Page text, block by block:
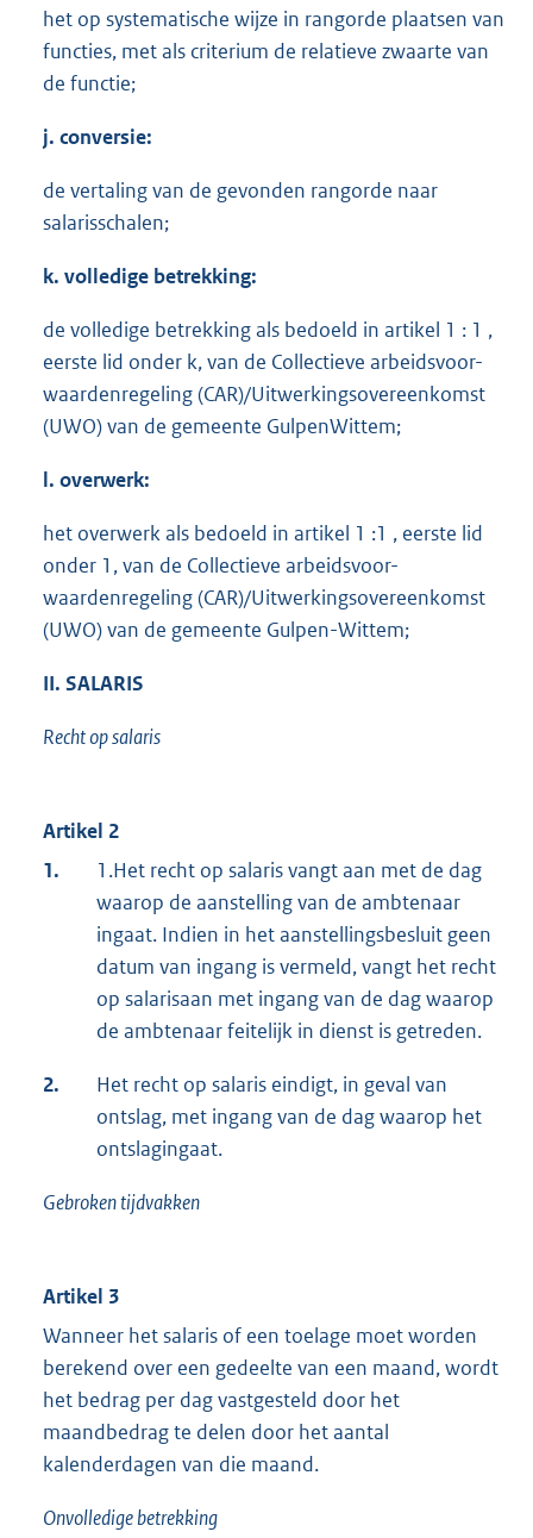
het op systematische wijze in rangorde plaatsen van
functies, met als criterium de relatieve zwaarte van
de functie;
j. conversie:
de vertaling van de gevonden rangorde naar
salarisschalen;
k. volledige betrekking:
de volledige betrekking als bedoeld in artikel 1 : 1 ,
eerste lid onder k, van de Collectieve arbeidsvoor-
waardenregeling (CAR)/Uitwerkingsovereenkomst
(UWO) van de gemeente GulpenWittem;
l. overwerk:
het overwerk als bedoeld in artikel 1 :1 , eerste lid
onder 1, van de Collectieve arbeidsvoor-
waardenregeling (CAR)/Uitwerkingsovereenkomst
(UWO) van de gemeente Gulpen-Wittem;
II. SALARIS
Recht op salaris
Artikel 2
1.
1.Het recht op salaris vangt aan met de dag
waarop de aanstelling van de ambtenaar
ingaat. Indien in het aanstellingsbesluit geen
datum van ingang is vermeld, vangt het recht
op salarisaan met ingang van de dag waarop
de ambtenaar feitelijk in dienst is getreden.
2.
Het recht op salaris eindigt, in geval van
ontslag, met ingang van de dag waarop het
ontslagingaat.
Gebroken tijdvakken
Artikel 3
Wanneer het salaris of een toelage moet worden
berekend over een gedeelte van een maand, wordt
het bedrag per dag vastgesteld door het
maandbedrag te delen door het aantal
kalenderdagen van die maand.
Onvolledige betrekking